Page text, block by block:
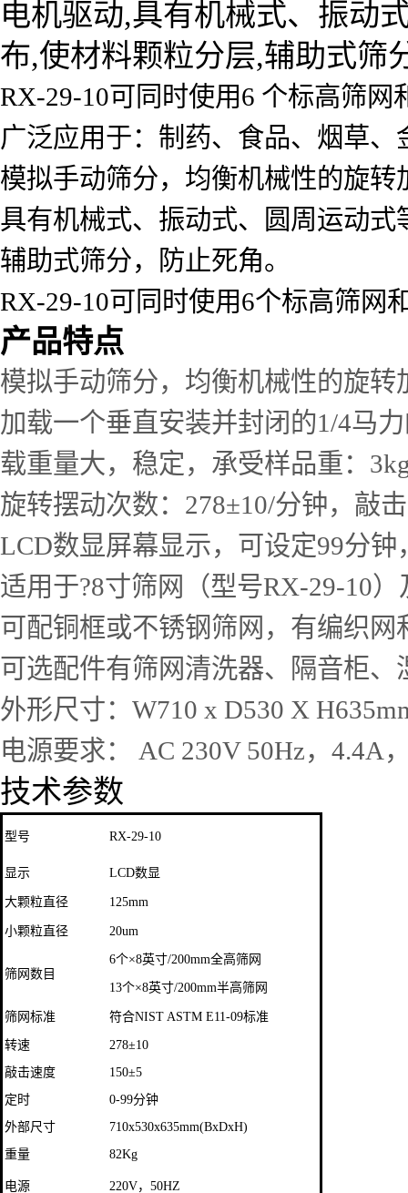
电机驱动,具有机械式、振动
布,使材料颗粒分层,辅助式筛
RX-29-10可同时使用6 个标高筛网
广泛应用于：制药、食品、烟草
模拟手动筛分，均衡机械性的旋
具有机械式、振动式、圆周运动
辅助式筛分，防止死角。
RX-29-10可同时使用6个标高筛网
产品特点
模拟手动筛分，均衡机械性的旋转
加载一个垂直安装并封闭的1/4马
载重量大，稳定，承受样品重：
旋转摆动次数：278±10/分钟，敲
LCD数显屏幕显示，可设定99分钟
适用于?8寸筛网（型号RX-29-10
可配铜框或不锈钢筛网，有编织网
可选配件有筛网清洗器、隔音柜
外形尺寸：W710 x D530 X
电源要求： AC 230V 50Hz，4.4A
技术参数
型号 RX-29-10
显示 LCD数显
大颗粒直径 125mm
小颗粒直径 20um
筛网数目
6个×8英寸/200mm全高筛网
13个×8英寸/200mm半高筛网
筛网标准 符合NIST ASTM E11-09标准
转速
278±10
敲击速度
150±5
定时
0-99分钟
外部尺寸
710x530x635mm(BxDxH)
重量
82Kg
电源 220V，50HZ